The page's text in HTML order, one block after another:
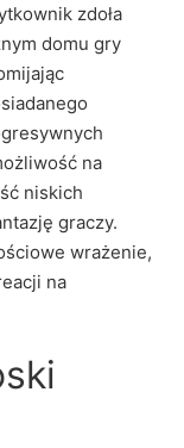
zdoła
domu gry
na
niskich
graczy.
wrażenie,
na